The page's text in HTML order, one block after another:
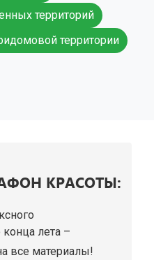
территорий
территории
КРАСОТЫ:
конца лета –
все материалы!